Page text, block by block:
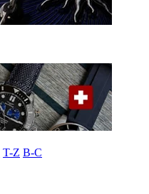
T-Z В-С